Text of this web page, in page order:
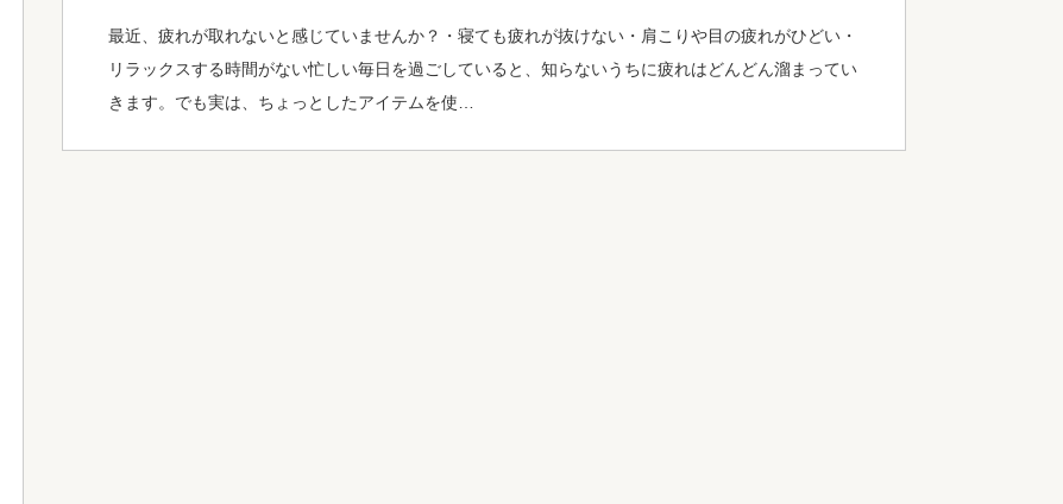
最近、疲れが取れないと感じていませんか？・寝ても疲れが抜けない・肩こりや目の疲れがひどい・
リラックスする時間がない忙しい毎日を過ごしていると、知らないうちに疲れはどんどん溜まってい
きます。でも実は、ちょっとしたアイテムを使…